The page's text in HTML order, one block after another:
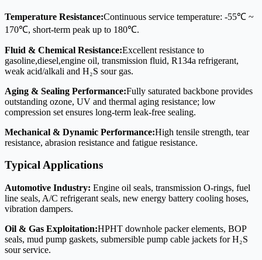
Temperature Resistance:Continuous service temperature: -55℃ ~
170℃, short-term peak up to 180℃.
Fluid & Chemical Resistance:Excellent resistance to
gasoline,diesel,engine oil, transmission fluid, R134a refrigerant,
weak acid/alkali and H₂S sour gas.
Aging & Sealing Performance:Fully saturated backbone provides
outstanding ozone, UV and thermal aging resistance; low
compression set ensures long-term leak-free sealing.
Mechanical & Dynamic Performance:High tensile strength, tear
resistance, abrasion resistance and fatigue resistance.
Typical Applications
Automotive Industry: Engine oil seals, transmission O-rings, fuel
line seals, A/C refrigerant seals, new energy battery cooling hoses,
vibration dampers.
Oil & Gas Exploitation:HPHT downhole packer elements, BOP
seals, mud pump gaskets, submersible pump cable jackets for H₂S
sour service.